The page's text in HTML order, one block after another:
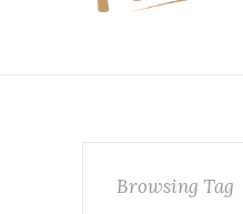
Browsing Tag